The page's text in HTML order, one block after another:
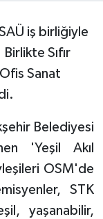
iş birliğiyle
Sıfır
Sanat
Belediyesi
'Yeşil Akıl
OSM'de
STK
yaşanabilir,